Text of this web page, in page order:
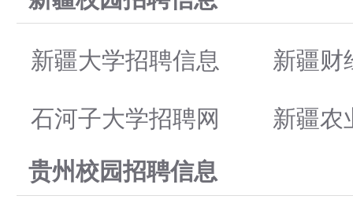
新疆大学招聘信息 新疆财
石河子大学招聘网 新疆农
贵州校园招聘信息